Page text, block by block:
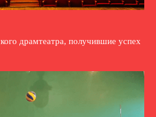
драмтеатра, получившие успех